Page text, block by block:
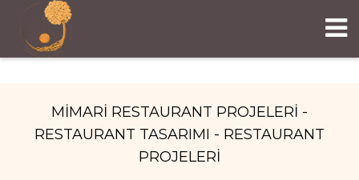
MİMARİ RESTAURANT PROJELERİ -
RESTAURANT TASARIMI - RESTAURANT
PROJELERİ